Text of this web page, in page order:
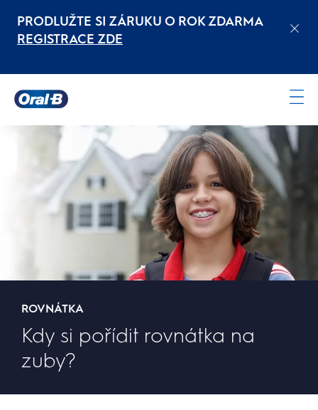
PRODLUŽTE SI ZÁRUKU O ROK ZDARMA
REGISTRACE ZDE
stránka
ROVNÁTKA
Kdy si pořídit rovnátka na
zuby?